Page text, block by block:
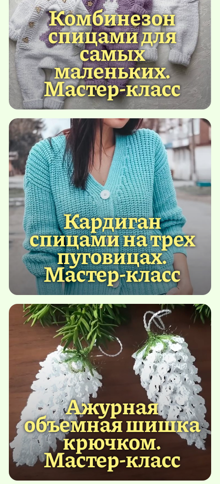
Комбинезон
спицами для
самых
маленьких.
Мастер-класс
Кардиган
спицами на трех
пуговицах.
Мастер-класс
Ажурная
объемная шишка
крючком.
Мастер-класс